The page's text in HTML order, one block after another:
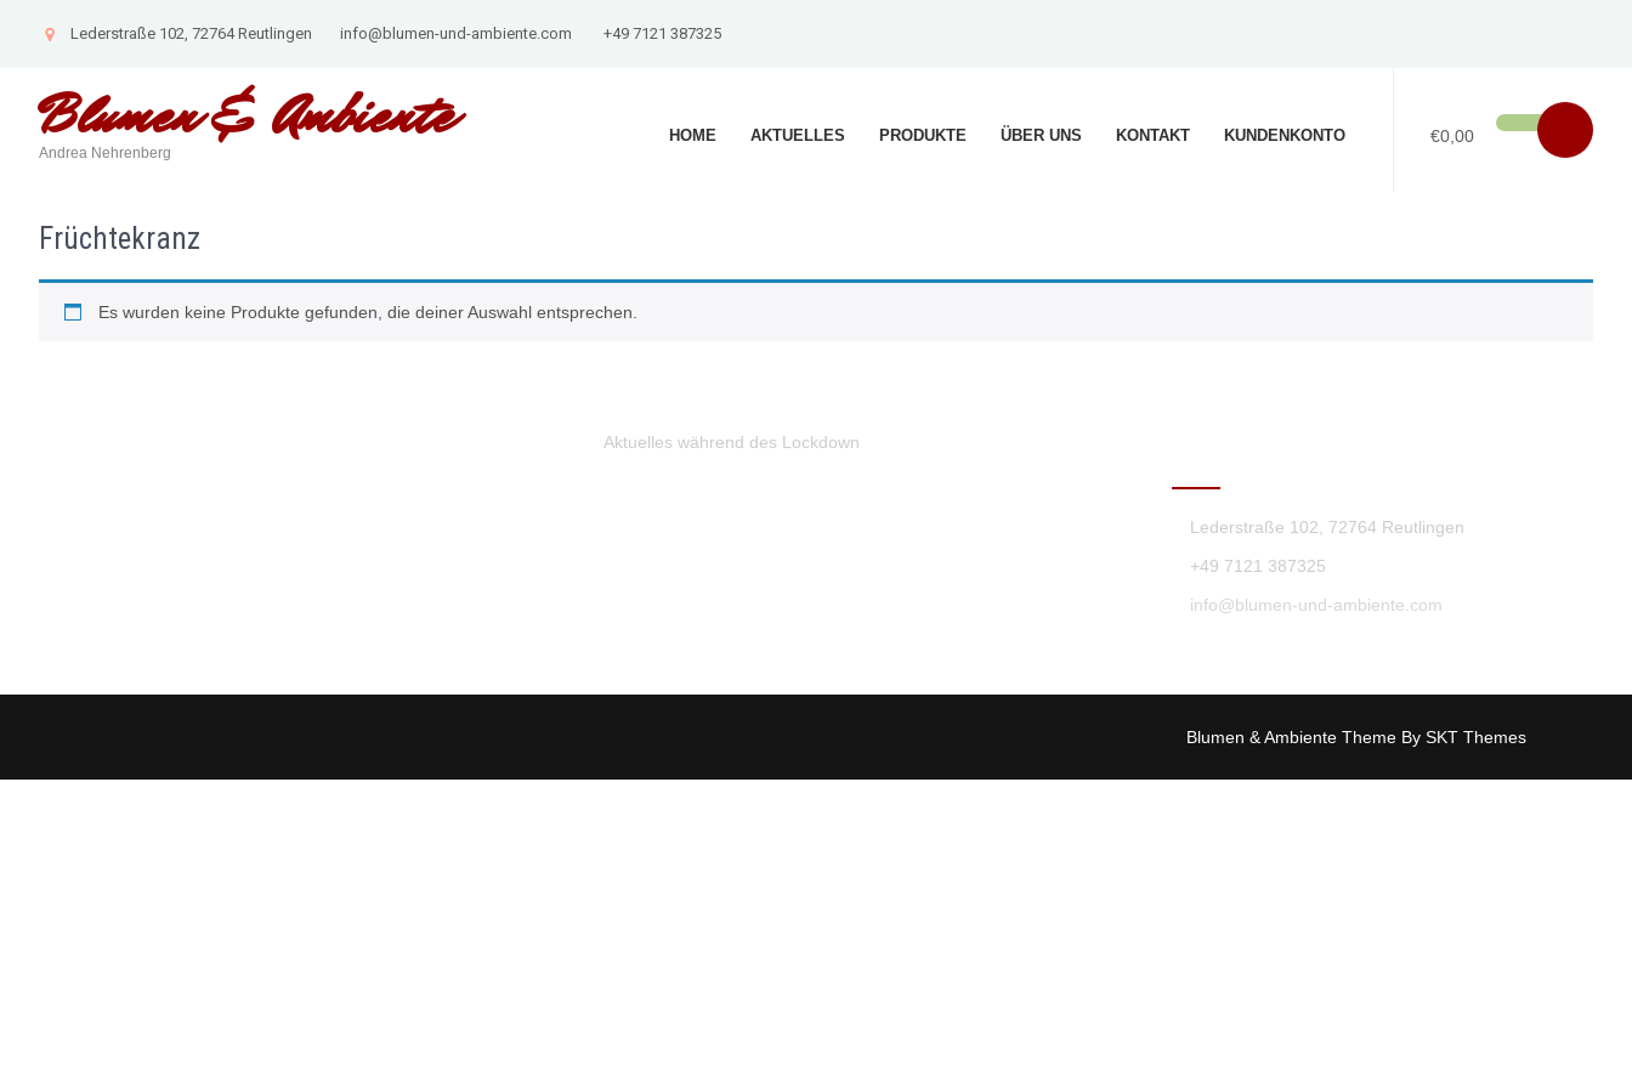
Lederstraße 102, 72764 Reutlingen info@blumen-und-ambiente.com +49 7121 387325
Blumen &Ambiente
Andrea Nehrenberg
€0,00
HOME AKTUELLES PRODUKTE ÜBER UNS KONTAKT KUNDENKONTO
Früchtekranz
Es wurden keine Produkte gefunden, die deiner Auswahl entsprechen.
Aktuelles während des Lockdown
Lederstraße 102, 72764 Reutlingen
+49 7121 387325
info@blumen-und-ambiente.com
Blumen & Ambiente Theme By SKT Themes